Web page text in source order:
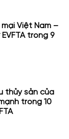
mại Việt Nam –
trong 9
thủy sản của
trong 10